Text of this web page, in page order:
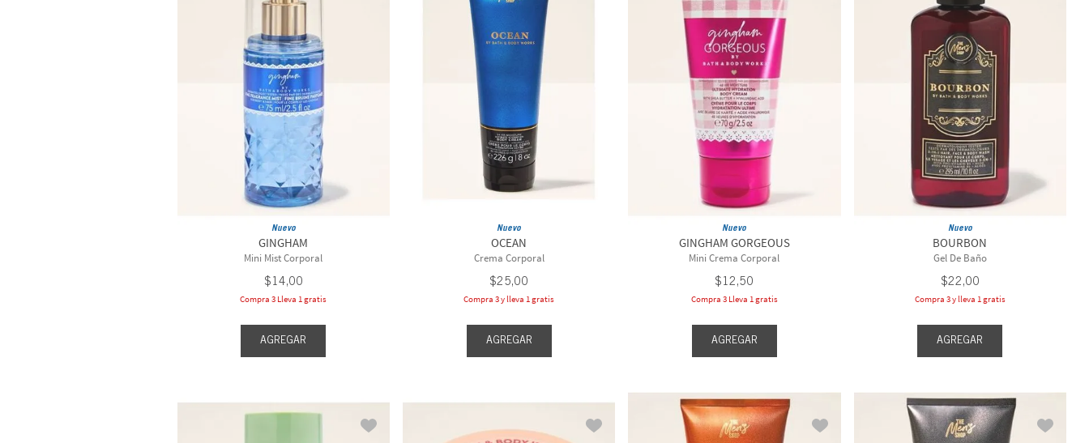
Nuevo
GINGHAM
Mini Mist Corporal
$14,00
Compra 3 Lleva 1 gratis
AGREGAR
Nuevo
OCEAN
Crema Corporal
$25,00
Compra 3 y lleva 1 gratis
AGREGAR
Nuevo
GINGHAM GORGEOUS
Mini Crema Corporal
$12,50
Compra 3 Lleva 1 gratis
AGREGAR
Nuevo
BOURBON
Gel De Baño
$22,00
Compra 3 y lleva 1 gratis
AGREGAR